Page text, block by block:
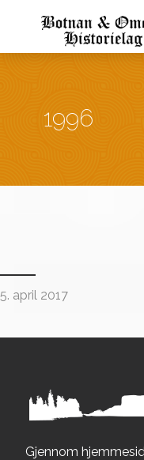
1996
5. april 2017
Gjennom